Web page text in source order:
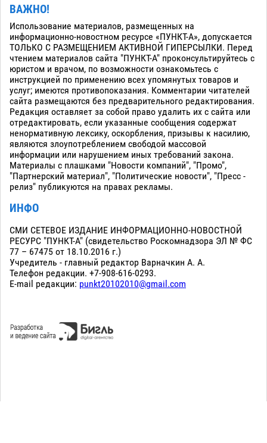
ВАЖНО!
Использование материалов, размещенных на
информационно-новостном ресурсе «ПУНКТ-А», допускается
ТОЛЬКО С РАЗМЕЩЕНИЕМ АКТИВНОЙ ГИПЕРСЫЛКИ. Перед
чтением материалов сайта "ПУНКТ-А" проконсультируйтесь с
юристом и врачом, по возможности ознакомьтесь с
инструкцией по применению всех упомянутых товаров и
услуг; имеются противопоказания. Комментарии читателей
сайта размещаются без предварительного редактирования.
Редакция оставляет за собой право удалить их с сайта или
отредактировать, если указанные сообщения содержат
ненормативную лексику, оскорбления, призывы к насилию,
являются злоупотреблением свободой массовой
информации или нарушением иных требований закона.
Материалы с плашками "Новости компаний", "Промо",
"Партнерский материал", "Политические новости", "Пресс -
релиз" публикуются на правах рекламы.
ИНФО
СМИ СЕТЕВОЕ ИЗДАНИЕ ИНФОРМАЦИОННО-НОВОСТНОЙ
РЕСУРС "ПУНКТ-А" (свидетельство Роскомнадзора ЭЛ № ФС
77 – 67475 от 18.10.2016 г.)
Учредитель - главный редактор Варначкин А. А.
Телефон редакции. +7-908-616-0293.
E-mail редакции: punkt20102010@gmail.com